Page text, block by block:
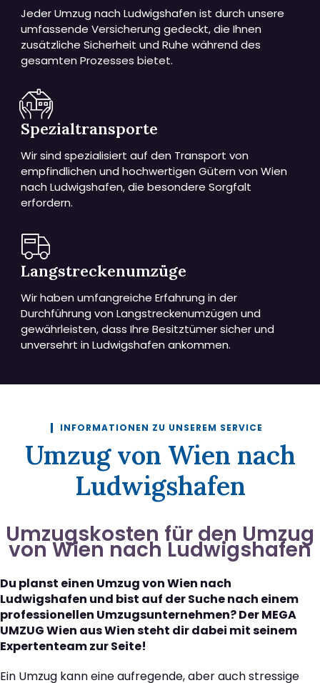
Jeder Umzug nach Ludwigshafen ist durch unsere
umfassende Versicherung gedeckt, die Ihnen
zusätzliche Sicherheit und Ruhe während des
gesamten Prozesses bietet.
Spezialtransporte
Wir sind spezialisiert auf den Transport von
empfindlichen und hochwertigen Gütern von Wien
nach Ludwigshafen, die besondere Sorgfalt
erfordern.
Langstreckenumzüge
Wir haben umfangreiche Erfahrung in der
Durchführung von Langstreckenumzügen und
gewährleisten, dass Ihre Besitztümer sicher und
unversehrt in Ludwigshafen ankommen.
INFORMATIONEN ZU UNSEREM SERVICE
Umzug von Wien nach
Ludwigshafen
Umzugskosten für den Umzug
von Wien nach Ludwigshafen
Du planst einen Umzug von Wien nach
Ludwigshafen und bist auf der Suche nach einem
professionellen Umzugsunternehmen? Der MEGA
UMZUG Wien aus Wien steht dir dabei mit seinem
Expertenteam zur Seite!
Ein Umzug kann eine aufregende, aber auch stressige